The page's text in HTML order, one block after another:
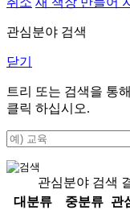
관심분야 검색
닫기
트리 또는 검색을 통
클릭 하십시오.
관심분야 검색
대분류
중분류
관